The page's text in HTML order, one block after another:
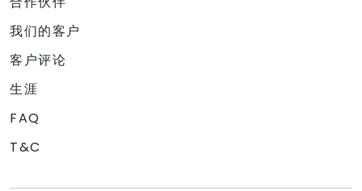
我们的客户
客户评论
生涯
FAQ
T&C